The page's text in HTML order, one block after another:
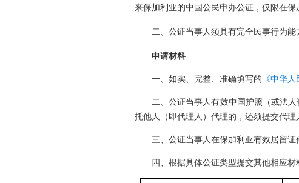
来保加利亚的中国公民申办公证，仅限在
二、 公证当事人须具有完全民事行为
申请材料
一、如实、完整、准确填写的 《中华
二、公证当事人有效中国护照（或法
托他人（即代理人）代理的，还须提交代理
三、公证当事人在保加利亚有效居留证
四、根据具体公证类型提交其他相应材